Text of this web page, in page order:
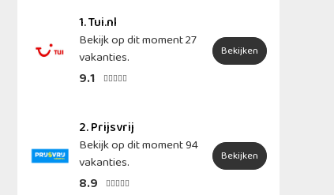
1. Tui.nl
Bekijk op dit moment 27
vakanties.
9.1 
Bekijken
2. Prijsvrij
Bekijk op dit moment 94
vakanties.
8.9 
Bekijken